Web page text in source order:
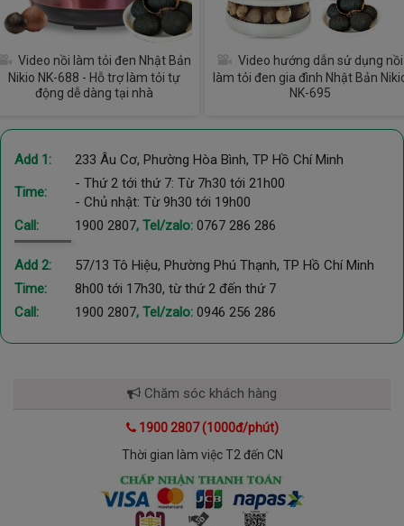
Video nồi làm tỏi đen Nhật Bản
Nikio NK-688 - Hỗ trợ làm tỏi tự
động dễ dàng tại nhà
Video hướng dẫn sử dụng nồi
làm tỏi đen gia đình Nhật Bản
NK-695
Add 1: 233 Âu Cơ, Phường Hòa Bình, TP Hồ Chí Minh
Time:
- Thứ 2 tới thứ 7: Từ 7h30 tới 21h00
- Chủ nhật: Từ 9h30 tới 19h00
Call:
1900 2807, Tel/zalo: 0767 286 286
Add 2:
57/13 Tô Hiệu, Phường Phú Thạnh, TP Hồ Chí Minh
Time:
8h00 tới 17h30, từ thứ 2 đến thứ 7
Call:
1900 2807, Tel/zalo: 0946 256 286
Chăm sóc khách hàng
1900 2807 (1000đ/phút)
Thời gian làm việc T2 đến CN